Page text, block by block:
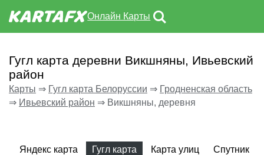
Онлайн Карты
Гугл карта деревни Викшняны, Ивьевский
район
Карты ⇒ Гугл карта Белоруссии ⇒ Гродненская область
⇒ Ивьевский район ⇒ Викшняны, деревня
Яндекс карта Гугл карта Карта улиц Спутник